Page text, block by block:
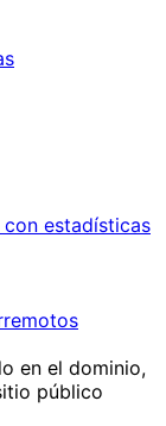
estadísticas
en el dominio,
público